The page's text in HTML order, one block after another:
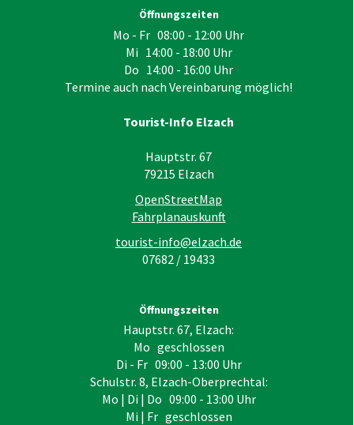
Öffnungszeiten
Mo - Fr 08:00 - 12:00 Uhr
Mi 14:00 - 18:00 Uhr
Do 14:00 - 16:00 Uhr
Termine auch nach Vereinbarung möglich!
Tourist-Info Elzach
Hauptstr. 67
79215 Elzach
OpenStreetMap
Fahrplanauskunft
tourist-info@elzach.de
07682 / 19433
Öffnungszeiten
Hauptstr. 67, Elzach:
Mo geschlossen
Di - Fr 09:00 - 13:00 Uhr
Schulstr. 8, Elzach-Oberprechtal:
Mo | Di | Do 09:00 - 13:00 Uhr
Mi | Fr geschlossen